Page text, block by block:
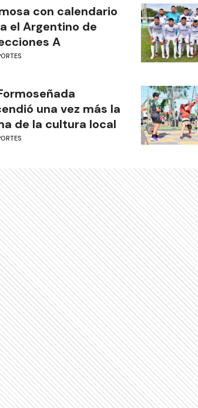
con calendario
el Argentino de
A
una vez más la
de la cultura local